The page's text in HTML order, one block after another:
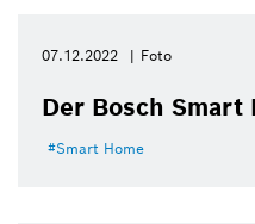
07.12.2022 Foto
Der Bosch
Smart Home